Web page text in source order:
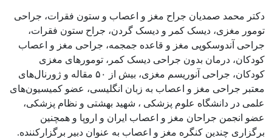
دکتر محمد صمدیان جراح مغز و اعصاب و ستون فقرات، جراحی
تومور مغزی، دیسک کمر و دیسک گردن، جراح ستون فقرات،
جراحی آندوسکوپی مغز و قاعده جمجمه، جراحی مغز و اعصاب
کودکان، درمان بدون جراحی دیسک کمر، تومورهای مغزی
کودکان، جراحی آنوریسم مغزی، بیش از ۵۰ مقاله و ژورنال‌های
معتبر جراحی مغز و اعصاب به زبان انگلیسی، عضو کمیسیون‌های
علمی در دانشگاه علوم پزشکی ، شهید بهشتی و نظام پزشکی،
عضو انجمن جراحان مغز و اعصاب ایران و اروپا و همچنین
برگزاری چندین کنگره مغز و اعصاب به عنوان دبیر برگزارکننده.